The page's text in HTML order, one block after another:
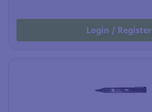
Login / Register